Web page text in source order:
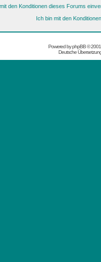
den Konditionen dieses Forums
Ich bin mit den
Powered byphpBB©
Deutsche